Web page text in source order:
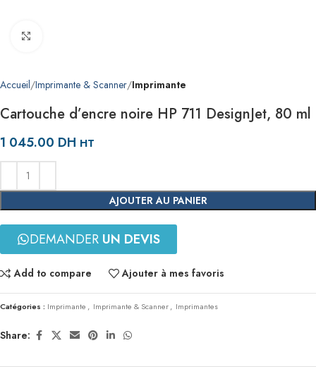
Accueil Imprimante & Scanner Imprimante
Cartouche d’encre noire HP 711 DesignJet, 80 ml
1 045.00 DH HT
AJOUTER AU PANIER
DEMANDER UN DEVIS
Add to compare Ajouter à mes favoris
Catégories : Imprimante , Imprimante & Scanner, Imprimantes
Share: